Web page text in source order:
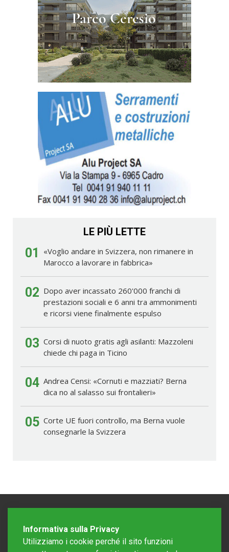
LE PIÙ LETTE
01
«Voglio andare in Svizzera, non rimanere in
Marocco a lavorare in fabbrica»
02 Dopo aver incassato 260'000 franchi di
prestazioni sociali e 6 anni tra ammonimenti
e ricorsi viene finalmente espulso
03 Corsi di nuoto gratis agli asilanti: Mazzoleni
chiede chi paga in Ticino
04 Andrea Censi: «Cornuti e mazziati? Berna
dica no al salasso sui frontalieri»
05 Corte UE fuori controllo, ma Berna vuole
consegnarle la Svizzera
Informativa sulla Privacy
Utilizziamo i cookie perché il sito funzioni